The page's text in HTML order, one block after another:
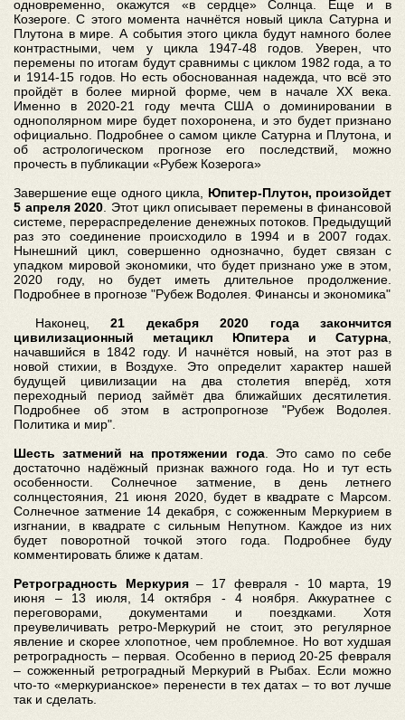
одновременно, окажутся «в сердце» Солнца. Еще и в
Козероге. С этого момента начнётся новый цикла Сатурна и
Плутона в мире. А события этого цикла будут намного более
контрастными, чем у цикла 1947-48 годов. Уверен, что
перемены по итогам будут сравнимы с циклом 1982 года, а то
и 1914-15 годов. Но есть обоснованная надежда, что всё это
пройдёт в более мирной форме, чем в начале XX века.
Именно в 2020-21 году мечта США о доминировании в
однополярном мире будет похоронена, и это будет признано
официально. Подробнее о самом цикле Сатурна и Плутона, и
об астрологическом прогнозе его последствий, можно
прочесть в публикации «Рубеж Козерога»
Завершение еще одного цикла, Юпитер-Плутон, произойдет
5 апреля 2020 . Этот цикл описывает перемены в финансовой
системе, перераспределение денежных потоков. Предыдущий
раз это соединение происходило в 1994 и в 2007 годах.
Нынешний цикл, совершенно однозначно, будет связан с
упадком мировой экономики, что будет признано уже в этом,
2020 году, но будет иметь длительное продолжение.
Подробнее в прогнозе "Рубеж Водолея. Финансы и экономика"
Наконец, 21 декабря 2020 года закончится
цивилизационный метацикл Юпитера и Сатурна
начавшийся в 1842 году. И начнётся новый, на этот раз в
новой стихии, в Воздухе. Это определит характер нашей
будущей цивилизации на два столетия вперёд, хотя
переходный период займёт два ближайших десятилетия.
Подробнее об этом в астропрогнозе "Рубеж Водолея.
Политика и мир".
Шесть затмений на протяжении года. Это само по себе
достаточно надёжный признак важного года. Но и тут есть
особенности. Солнечное затмение, в день летнего
солнцестояния, 21 июня 2020, будет в квадрате с Марсом.
Солнечное затмение 14 декабря, с сожженным Меркурием в
изгнании, в квадрате с сильным Непутном. Каждое из них
будет поворотной точкой этого года. Подробнее буду
комментировать ближе к датам.
Ретроградность Меркурия– 17 февраля - 10 марта, 19
июня – 13 июля, 14 октября - 4 ноября. Аккуратнее с
переговорами, документами и поездками. Хотя
преувеличивать ретро-Меркурий не стоит, это регулярное
явление и скорее хлопотное, чем проблемное. Но вот худшая
ретроградность – первая. Особенно в период 20-25 февраля
– сожженный ретроградный Меркурий в Рыбах. Если можно
что-то «меркурианское» перенести в тех датах – то вот лучше
так и сделать.